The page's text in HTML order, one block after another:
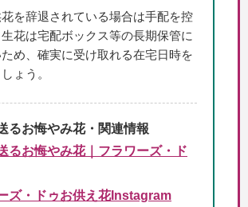
を辞退されている場合は手配を控
花は宅配ボックス等の長期保管に
め、確実に受け取れる在宅日時を
ょう。
るお悔やみ花・関連情報
るお悔やみ花｜フラワーズ・ド
ズ・ドゥお供え花Instagram